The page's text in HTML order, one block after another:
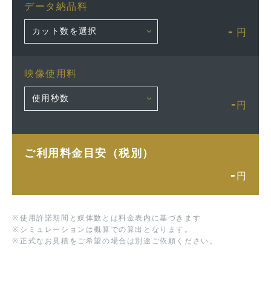
データ納品料
- 円
映像使用料
- 円
ご利用料金目安（税別）
- 円
※ 使用許諾期間と媒体数とは料金表内に基づきます
※ シミュレーションは概算での算出となります。
※ 正式なお見積をご希望の場合は別途ご依頼ください。